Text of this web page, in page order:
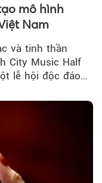
mô hình
Nam
và tinh thần
City Music Half
lễ hội độc đáo